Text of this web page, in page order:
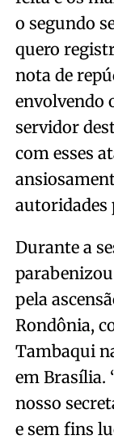
o segundo
quero
nota de
envolvendo
servidor
com esses
autoridades
Durante a
pela
Rondônia,
Tambaqui
em Brasília.
nosso
e sem fins